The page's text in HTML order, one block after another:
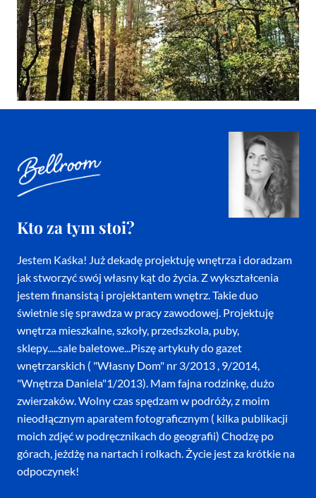
Kto za tym stoi?
Jestem Kaśka! Już dekadę projektuję wnętrza i doradzam
jak stworzyć swój własny kąt do życia. Z wykształcenia
jestem finansistą i projektantem wnętrz. Takie duo
świetnie się sprawdza w pracy zawodowej. Projektuję
wnętrza mieszkalne, szkoły, przedszkola, puby,
sklepy.....sale baletowe...Piszę artykuły do gazet
wnętrzarskich ( "Własny Dom" nr 3/2013 , 9/2014,
"Wnętrza Daniela"1/2013). Mam fajna rodzinkę, dużo
zwierzaków. Wolny czas spędzam w podróży, z moim
nieodłącznym aparatem fotograficznym ( kilka publikacji
moich zdjęć w podręcznikach do geografii) Chodzę po
górach, jeżdżę na nartach i rolkach. Życie jest za krótkie na
odpoczynek!